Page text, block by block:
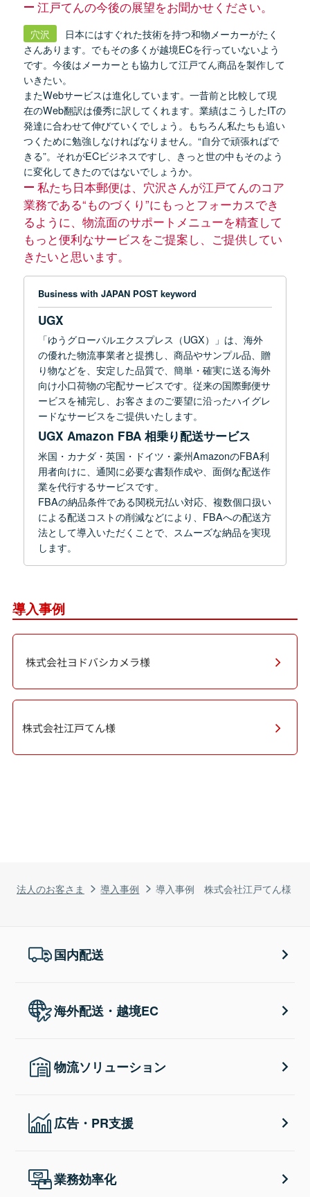
法人のお客さま 導入事例 導入事例 株式会社江戸てん様
江戸てんの今後の展望をお聞かせください。
穴沢
日本にはすぐれた技術を持つ和物メーカーがたく
さんあります。でもその多くが越境ECを行っていないよう
です。今後はメーカーとも協力して江戸てん商品を製作して
いきたい。
またWebサービスは進化しています。一昔前と比較して現
在のWeb翻訳は優秀に訳してくれます。業績はこうしたITの
発達に合わせて伸びていくでしょう。もちろん私たちも追い
つくために勉強しなければなりません。“自分で頑張ればで
きる”。それがECビジネスですし、きっと世の中もそのよう
に変化してきたのではないでしょうか。
私たち日本郵便は、穴沢さんが江戸てんのコア
業務である“ものづくり”にもっとフォーカスでき
るように、物流面のサポートメニューを精査して
もっと便利なサービスをご提案し、ご提供してい
きたいと思います。
Business with JAPAN POST keyword
UGX
「ゆうグローバルエクスプレス（UGX）」は、海外
の優れた物流事業者と提携し、商品やサンプル品、贈
り物などを、安定した品質で、簡単・確実に送る海外
向け小口荷物の宅配サービスです。従来の国際郵便サ
ービスを補完し、お客さまのご要望に沿ったハイグレ
ードなサービスをご提供いたします。
UGX Amazon FBA 相乗り配送サービス
米国・カナダ・英国・ドイツ・豪州AmazonのFBA利
用者向けに、通関に必要な書類作成や、面倒な配送作
業を代行するサービスです。
FBAの納品条件である関税元払い対応、複数個口扱い
による配送コストの削減などにより、FBAへの配送方
法として導入いただくことで、スムーズな納品を実現
します。
導入事例
株式会社ヨドバシカメラ様
株式会社江戸てん様
国内配送
海外配送・越境EC
物流ソリューション
広告・PR支援
業務効率化